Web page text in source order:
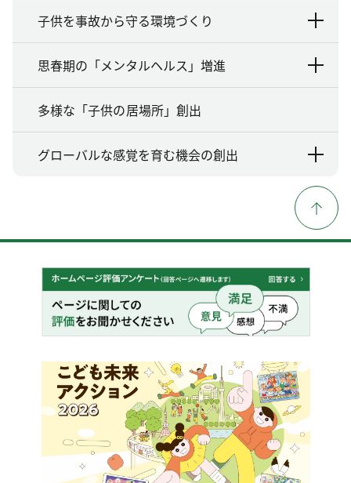
子供を事故から守る環境づくり
思春期の「メンタルヘルス」増進
多様な「子供の居場所」創出
グローバルな感覚を育む機会の創出